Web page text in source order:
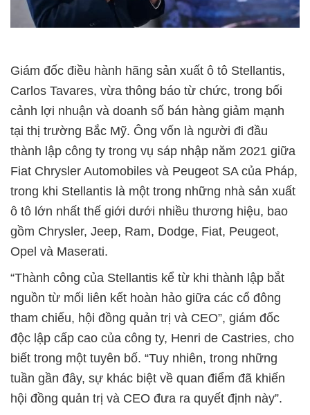
Giám đốc điều hành hãng sản xuất ô tô Stellantis,
Carlos Tavares, vừa thông báo từ chức, trong bối
cảnh lợi nhuận và doanh số bán hàng giảm mạnh
tại thị trường Bắc Mỹ. Ông vốn là người đi đầu
thành lập công ty trong vụ sáp nhập năm 2021 giữa
Fiat Chrysler Automobiles và Peugeot SA của Pháp,
trong khi Stellantis là một trong những nhà sản xuất
ô tô lớn nhất thế giới dưới nhiều thương hiệu, bao
gồm Chrysler, Jeep, Ram, Dodge, Fiat, Peugeot,
Opel và Maserati.
“Thành công của Stellantis kể từ khi thành lập bắt
nguồn từ mối liên kết hoàn hảo giữa các cổ đông
tham chiếu, hội đồng quản trị và CEO”, giám đốc
độc lập cấp cao của công ty, Henri de Castries, cho
biết trong một tuyên bố. “Tuy nhiên, trong những
tuần gần đây, sự khác biệt về quan điểm đã khiến
hội đồng quản trị và CEO đưa ra quyết định này”.